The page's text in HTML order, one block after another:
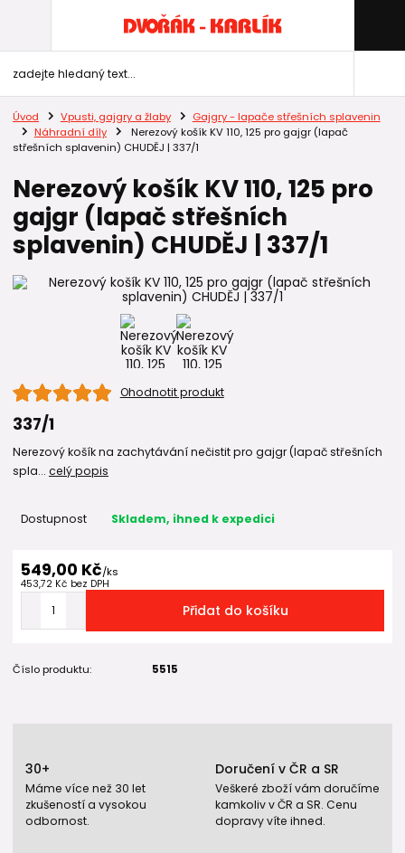
Úvod Vpusti, gajgry a žlaby
Gajgry - lapače střešních splavenin
Náhradní díly
Nerezový košík KV 110, 125 pro gajgr (lapač
střešních splavenin) CHUDĚJ | 337/1
Nerezový košík KV 110, 125 pro
gajgr (lapač střešních
splavenin) CHUDĚJ | 337/1
Ohodnotit produkt
337/1
Nerezový košík na zachytávání nečistit pro gajgr (lapač střešních
spla... celý popis
Dostupnost Skladem, ihned k expedici
549,00 Kč/ks
453,72 Kč bez DPH
Přidat do košíku
Číslo produktu: 5515
30+
Máme více než 30 let
zkušeností a vysokou
odbornost.
Doručení v ČR a SR
Veškeré zboží vám doručíme
kamkoliv v ČR a SR. Cenu
dopravy víte ihned.